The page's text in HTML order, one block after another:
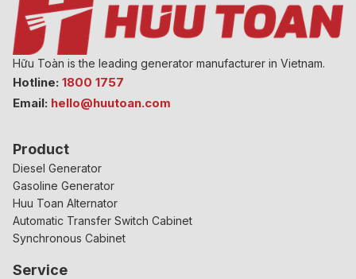
Hữu Toàn is the leading generator manufacturer in Vietnam.
Hotline: 1800 1757
Email: hello@huutoan.com
Product
Diesel Generator
Gasoline Generator
Huu Toan Alternator
Automatic Transfer Switch Cabinet
Synchronous Cabinet
Service